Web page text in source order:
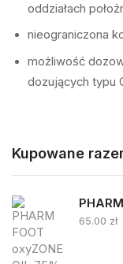
oddziałach
nieograniczona
możliwość
dozujących typu
Kupowane
65.00 zł